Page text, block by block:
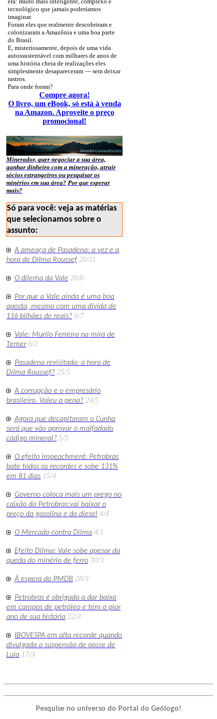
tecnológico que jamais poderíamos
imaginar.
Foram eles que realmente descobriram e
colonizaram a Amazônia e uma boa parte
do Brasil.
E, misteriosamente, depois de uma vida
autossustentável com milhares de anos de
uma história cheia de realizações eles
simplesmente desapareceram — sem deixar
rastros.
Para onde foram?
Compre agora!
O livro, um eBook, só está à venda
na Amazon. Aproveite o preço
promocional!
Minerador, quer negociar a sua área,
ganhar dinheiro com a mineração, atrair
sócios estrangeiros ou pesquisar os
minérios em sua área? Por que esperar
mais?
Só para você: veja as matérias
que selecionamos sobre o
assunto:
A ameaça de Pasadena: a vez e a
hora de Dilma Roussef 20/11
O dilema da Vale 20/6
Por que a Vale ainda é uma boa
aposta, mesmo com uma dívida de
116 bilhões de reais? 6/7
Vale: Murilo Ferreira na mira de
Temer 6/2
Pasadena revisitada: a hora de
Dilma Roussef? 25/5
A corrupção e o empresário
brasileiro. Valeu a pena? 24/5
Agora que decapitaram o Cunha
será que vão aprovar o malfadado
código mineral? 5/5
O efeito impeachment: Petrobras
bate todos os recordes e sobe 131%
em 81 dias 15/4
Governo coloca mais um prego no
caixão da Petrobras:vai baixar o
preço da gasolina e do diesel 4/4
O Mercado contra Dilma 4/1
Efeito Dilma: Vale sobe apesar da
queda do minério de ferro 30/3
À espera do PMDB 28/3
Petrobras é obrigada a dar baixa
em campos de petróleo e tem o pior
ano de sua história 22/3
IBOVESPA em alta recorde quando
divulgada a suspensão de posse de
Lula 17/3
Pesquise no universo do Portal do Geólogo!